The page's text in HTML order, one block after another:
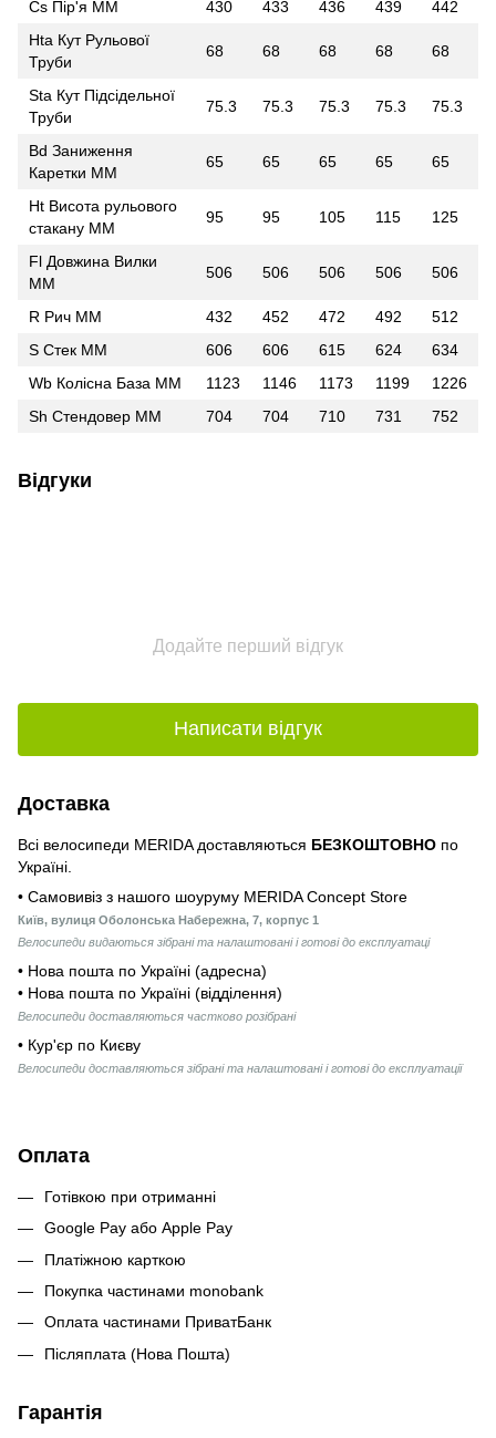
Cs Пір'я ММ
430 433 436 439
442
Hta Кут Рульової
Труби
68 68 68 68 68
Sta Кут Підсідельної
Труби
75.3 75.3 75.3 75.3 75.3
Bd Заниження
Каретки ММ
65 65 65 65 65
Ht Висота рульового
стакану ММ
95 95 105 115 125
Fl Довжина Вилки
ММ
506 506 506 506 506
R Рич ММ 432 452 472 492
512
S Стек ММ
606 606 615 624
634
Wb Колісна База ММ
1123 1146 1173 1199
1226
Sh Стендовер ММ
704 704 710 731 752
Відгуки
Додайте перший відгук
Написати відгук
Доставка
Всі велосипеди MERIDA доставляються БЕЗКОШТОВНО по
Україні.
• Самовивіз з нашого шоуруму MERIDA Concept Store
Київ, вулиця Оболонська Набережна, 7, корпус 1
Велосипеди видаються зібрані та налаштовані і готові до експлуатаці
• Нова пошта по Україні (адресна)
• Нова пошта по Україні (відділення)
Велосипеди доставляються частково розібрані
• Кур'єр по Києву
Велосипеди доставляються зібрані та налаштовані і готові до експлуатації
Оплата
Готівкою при отриманні
Google Pay або Apple Pay
Платіжною карткою
Покупка частинами monobank
Оплата частинами ПриватБанк
Післяплата (Нова Пошта)
Гарантія